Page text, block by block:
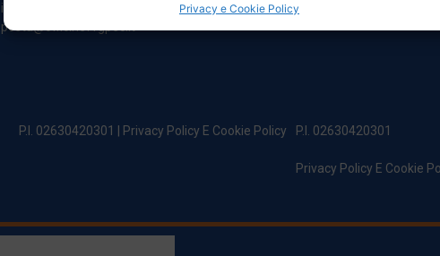
Privacy e Cookie Policy
info@officinefvg.it
posta@officinefvgpec.It
P.I. 02630420301 | Privacy Policy E Cookie Policy P.I. 02630420301
Privacy Policy E Cookie